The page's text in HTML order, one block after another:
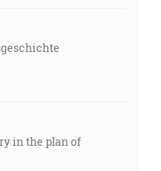
in the plan of